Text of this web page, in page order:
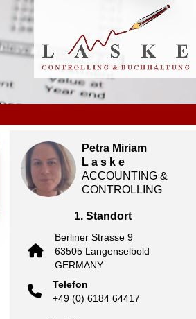
Petra Miriam
L a s k e
ACCOUNTING &
CONTROLLING
1. Standort
Berliner Strasse 9
63505 Langenselbold
GERMANY
Telefon
+49 (0) 6184 64417